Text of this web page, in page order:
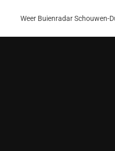
Weer Buienradar Schouwen-